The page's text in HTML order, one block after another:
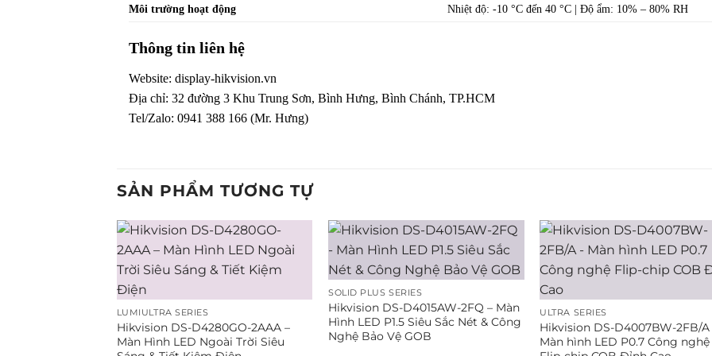
Môi trường hoạt động Nhiệt độ: -10 °C đến 40 °C | Độ ẩm: 10% – 80% RH
Thông tin liên hệ
Website: display-hikvision.vn
Địa chỉ: 32 đường 3 Khu Trung Sơn, Bình Hưng, Bình Chánh, TP.HCM
Tel/Zalo: 0941 388 166 (Mr. Hưng)
SẢN PHẨM TƯƠNG TỰ
LUMIULTRA SERIES
Hikvision DS-D4280GO-2AAA –
Màn Hình LED Ngoài Trời Siêu
SOLID PLUS SERIES
Hikvision DS-D4015AW-2FQ – Màn
Hình LED P1.5 Siêu Sắc Nét & Công
Nghệ Bảo Vệ GOB
ULTRA SERIES
Hikvision DS-D4007BW-2FB/A
Màn hình LED P0.7 Công nghệ